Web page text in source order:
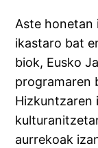
Aste honetan
ikastaro bat
biok, Eusko
programaren
Hizkuntzaren
aurrekoak